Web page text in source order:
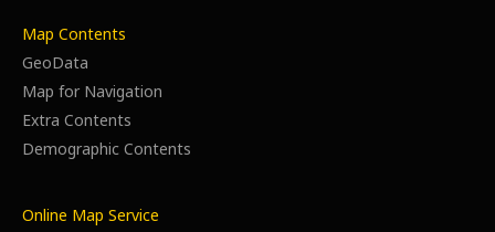
Map Contents
GeoData
Map for Navigation
Extra Contents
Demographic Contents
Online Map Service